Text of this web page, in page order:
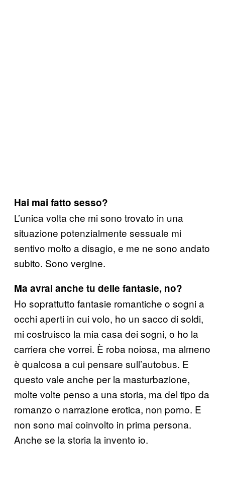
Hai mai fatto sesso?
L’unica volta che mi sono trovato in una
situazione potenzialmente sessuale mi
sentivo molto a disagio, e me ne sono andato
subito. Sono vergine.
Ma avrai anche tu delle fantasie, no?
Ho soprattutto fantasie romantiche o sogni a
occhi aperti in cui volo, ho un sacco di soldi,
mi costruisco la mia casa dei sogni, o ho la
carriera che vorrei. È roba noiosa, ma almeno
è qualcosa a cui pensare sull’autobus. E
questo vale anche per la masturbazione,
molte volte penso a una storia, ma del tipo da
romanzo o narrazione erotica, non porno. E
non sono mai coinvolto in prima persona.
Anche se la storia la invento io.